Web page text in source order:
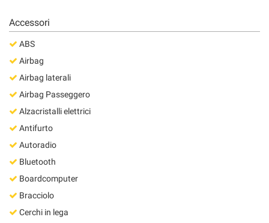
Accessori
ABS
Airbag
Airbag laterali
Airbag Passeggero
Alzacristalli elettrici
Antifurto
Autoradio
Bluetooth
Boardcomputer
Bracciolo
Cerchi in lega